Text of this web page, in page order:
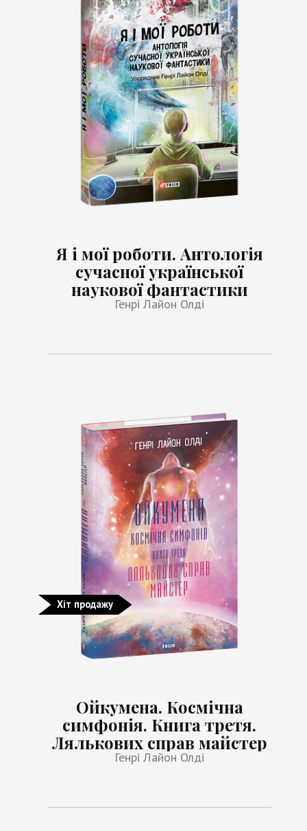
Я і мої роботи. Антологія
сучасної української
наукової фантастики
Генрі Лайон Олді
Хіт продажу
Ойкумена. Космічна
симфонія. Книга третя.
Лялькових справ майстер
Генрі Лайон Олді